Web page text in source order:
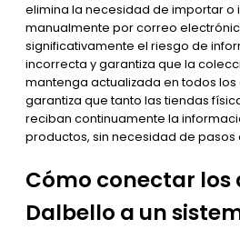
elimina la necesidad de importar o
manualmente por correo
significativamente el riesgo de
incorrecta y garantiza que la
mantenga actualizada en todos los
garantiza que tanto las tiendas
reciban continuamente la
productos, sin necesidad de pasos
Cómo conectar los
Dalbello a un